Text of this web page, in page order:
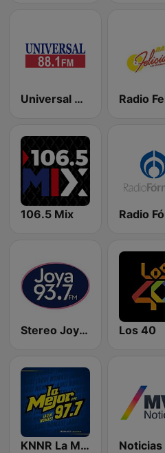
Universal 88.1 FM
106.5 Mix
Stereo Joya FM Los 40
KNNR La Mejor 97.7 FM